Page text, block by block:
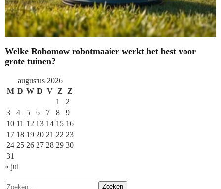
Welke Robomow robotmaaier werkt het best voor
grote tuinen?
augustus 2026
M D W D V Z Z
1
2
3
4 5 6 7 8
9
10 11 12 13 14 15 16
17 18 19 20 21 22 23
24 25 26 27 28 29 30
31
« jul